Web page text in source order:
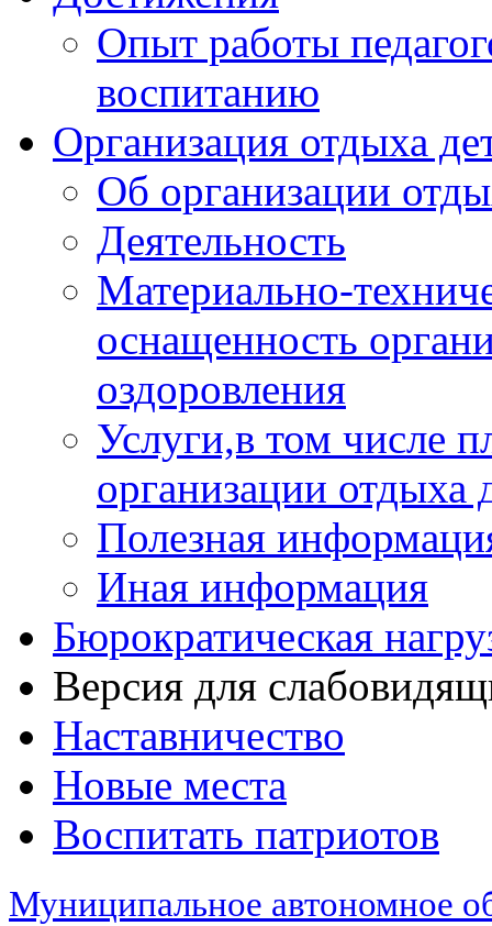
Опыт работы
воспитанию
Организация отдыха
Об организации
Деятельность
Материально-
оснащенность
оздоровления
Услуги,в том числе
организации отдыха
Полезная
Иная информация
Бюрократическая
Версия для
Наставничество
Новые места
Воспитать патриотов
Муниципальное автономное